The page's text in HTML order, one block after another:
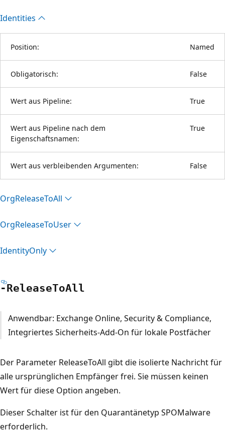
Identities
Position: Named
Obligatorisch: False
Wert aus Pipeline: True
Wert aus Pipeline nach dem
Eigenschaftsnamen:
True
Wert aus verbleibenden Argumenten: False
OrgReleaseToAll
OrgReleaseToUser
IdentityOnly
-ReleaseToAll
Anwendbar: Exchange Online, Security & Compliance,
Integriertes Sicherheits-Add-On für lokale Postfächer
Der Parameter ReleaseToAll gibt die isolierte Nachricht für
alle ursprünglichen Empfänger frei. Sie müssen keinen
Wert für diese Option angeben.
Dieser Schalter ist für den Quarantänetyp SPOMalware
erforderlich.